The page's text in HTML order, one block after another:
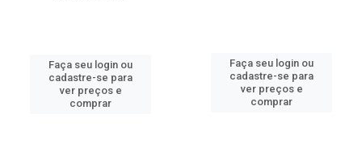
Faça seu login ou
cadastre-se para
ver preços e
comprar
Faça seu login ou
cadastre-se para
ver preços e
comprar